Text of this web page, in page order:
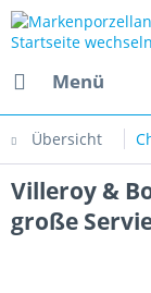
Menü
Übersicht
Villeroy &
große